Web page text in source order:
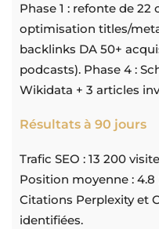
Phase 1 : refonte de
optimisation titles/meta
backlinks DA 50+
podcasts). Phase 4 :
Wikidata + 3 articles
Résultats à 90 jours
Trafic SEO : 13 200
Position moyenne : 4.8
Citations Perplexity et
identifiées.